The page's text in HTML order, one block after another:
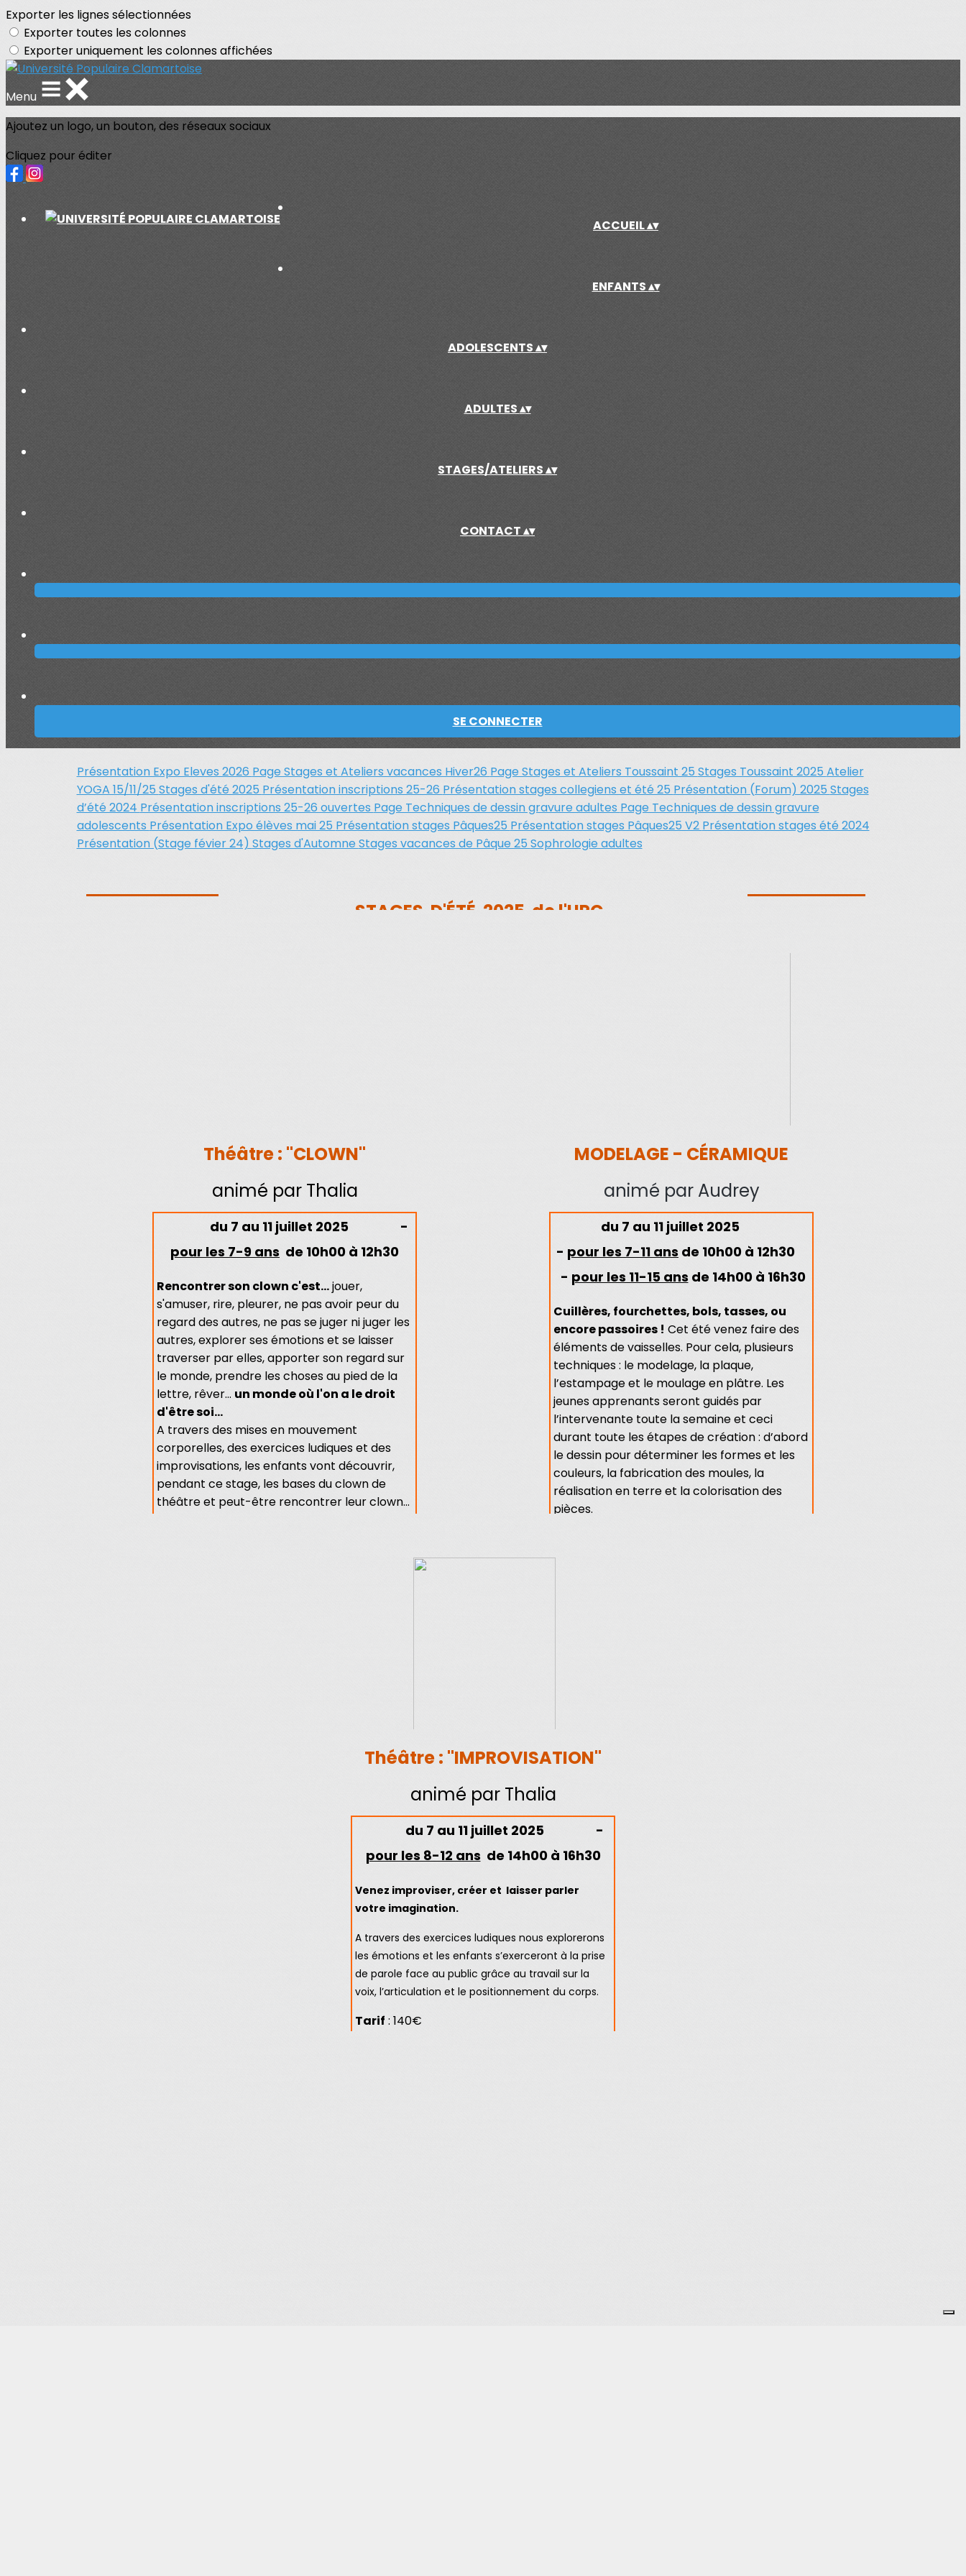
Exporter les lignes sélectionnées
Exporter toutes les colonnes
Exporter uniquement les colonnes affichées
Menu
Ajoutez un logo, un bouton, des réseaux sociaux
Cliquez pour éditer
ACCUEIL▴▾
ENFANTS▴▾
ADOLESCENTS▴▾
ADULTES▴▾
STAGES/ATELIERS▴▾
CONTACT▴▾
SE CONNECTER
Présentation Expo Eleves 2026 Page Stages et Ateliers vacances Hiver26 Page Stages et Ateliers Toussaint 25 Stages Toussaint 2025 Atelier
YOGA 15/11/25Stages d'été 2025 Présentation inscriptions 25-26 Présentation stages collegiens et été 25 Présentation (Forum) 2025 Stages
d’été 2024 Présentation inscriptions 25-26 ouvertes Page Techniques de dessin gravure adultes Page Techniques de dessin gravure
adolescents Présentation Expo élèves mai 25 Présentation stages Pâques25 Présentation stages Pâques25 V2 Présentation stages été 2024
Présentation (Stage févier 24) Stages d'AutomneStages vacances de Pâque 25 Sophrologie adultes
STAGES D'ÉTÉ 2025 de l'UPC
Théâtre : "CLOWN"
animé par Thalia
MODELAGE - CÉRAMIQUE
animé par Audrey
du 7 au 11 juillet 2025
-
pour les 7-9 ans de 10h00 à 12h30
Rencontrer son clown c'est...jouer,
s'amuser, rire, pleurer, ne pas avoir peur du
regard des autres, ne pas se juger ni juger les
autres, explorer ses émotions et se laisser
traverser par elles, apporter son regard sur
le monde, prendre les choses au pied de la
lettre, rêver... un monde où l'on a le droit
d'être soi...
A travers des mises en mouvement
corporelles, des exercices ludiques et des
improvisations, les enfants vont découvrir,
pendant ce stage, les bases du clown de
théâtre et peut-être rencontrer leur clown...
du 7 au 11 juillet 2025
- pour les 7-11 ans de 10h00 à 12h30
- pour les 11-15 ans de 14h00 à 16h30
Cuillères, fourchettes, bols, tasses, ou
encore passoires ! Cet été venez faire des
éléments de vaisselles. Pour cela, plusieurs
techniques : le modelage, la plaque,
l’estampage et le moulage en plâtre. Les
jeunes apprenants seront guidés par
l’intervenante toute la semaine et ceci
durant toute les étapes de création : d’abord
le dessin pour déterminer les formes et les
couleurs, la fabrication des moules, la
réalisation en terre et la colorisation des
pièces.
possible.
Théâtre : "IMPROVISATION"
animé par Thalia
du 7 au 11 juillet 2025
-
pour les 8-12 ans de 14h00 à 16h30
Venez improviser, créer et laisser parler
votre imagination.
A travers des exercices ludiques nous explorerons
les émotions et les enfants s’exerceront à la prise
de parole face au public grâce au travail sur la
voix, l’articulation et le positionnement du corps.
Tarif : 140€